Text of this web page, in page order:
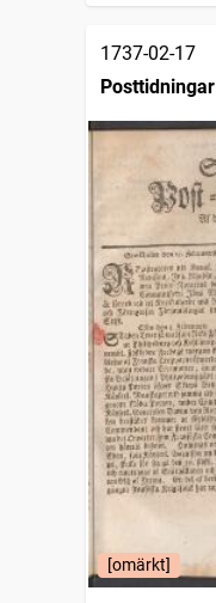
1737-02-17
Posttidningar
[omärkt]